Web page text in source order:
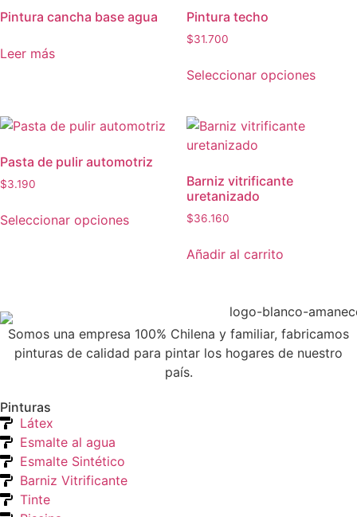
Pintura cancha base agua
Leer más
Pintura techo
$31.700
Seleccionar opciones
Pasta de pulir automotriz
$3.190
Seleccionar opciones
Barniz vitrificante
uretanizado
$36.160
Añadir al carrito
Somos una empresa 100% Chilena y familiar, fabricamos
pinturas de calidad para pintar los hogares de nuestro
país.
Pinturas
Látex
Esmalte al agua
Esmalte Sintético
Barniz Vitrificante
Tinte